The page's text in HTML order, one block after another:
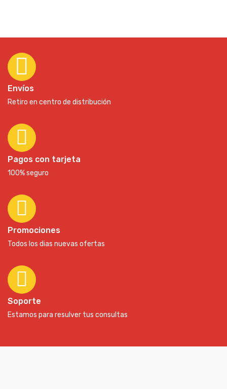
Envíos
Retiro en centro de distribución
Pagos con tarjeta
100% seguro
Promociones
Todos los dias nuevas ofertas
Soporte
Estamos para resulver tus consultas